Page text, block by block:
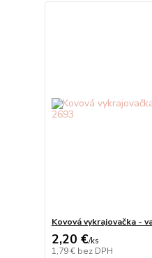
Kovová vykrajovačka -
2,20 €/ks
1,79 € bez DPH